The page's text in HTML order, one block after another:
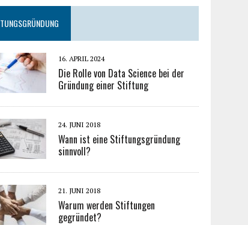
16. APRIL 2024
Die Rolle von Data Science bei der
Gründung einer Stiftung
24. JUNI 2018
Wann ist eine Stiftungsgründung
sinnvoll?
21. JUNI 2018
Warum werden Stiftungen
gegründet?